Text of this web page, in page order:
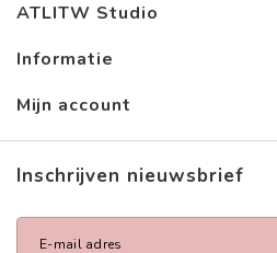
ATLITW Studio
Informatie
Mijn account
Inschrijven nieuwsbrief